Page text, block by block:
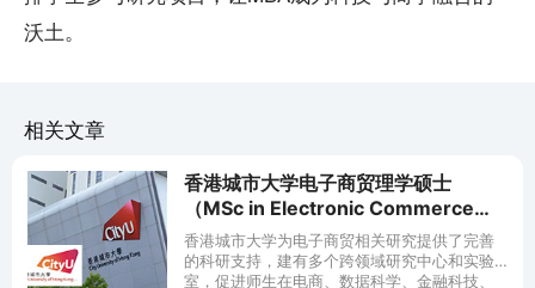
沃土。
相关文章
香港城市大学电子商贸理学硕士
（MSc in Electronic Commerce）
深度分析（科研平台与研究中心）
香港城市大学为电子商贸相关研究提供了完善
的科研支持，建有多个跨领域研究中心和实验
室，促进师生在电商、数据科学、金融科技、